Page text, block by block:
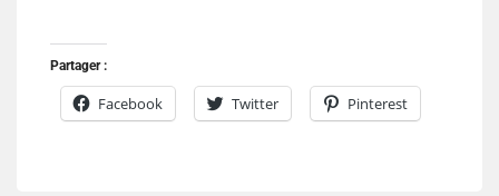
Partager :
Facebook Twitter Pinterest